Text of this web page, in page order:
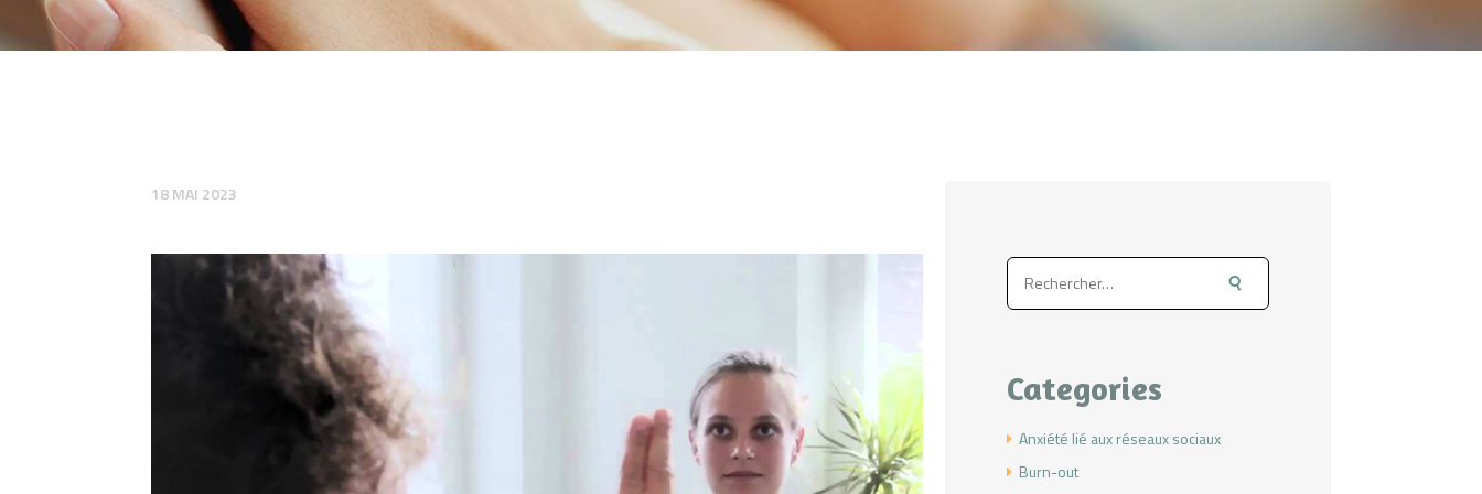
18 MAI 2023
Rechercher :
Categories
Anxiété lié aux réseaux sociaux
Burn-out